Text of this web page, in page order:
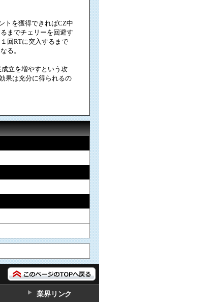
トを獲得できればCZ中
までチェリーを回避す
回RTに突入するまで
る。
立を増やすという攻
果は充分に得られるの
業界リンク